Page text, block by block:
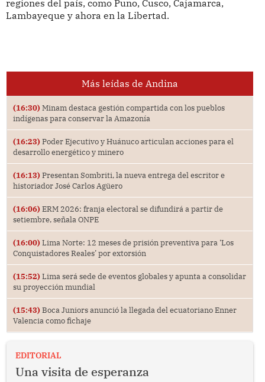
regiones del país, como Puno, Cusco, Cajamarca,
Lambayeque y ahora en la Libertad.
Más leídas de Andina
(16:30) Minam destaca gestión compartida con los pueblos
indígenas para conservar la Amazonía
(16:23) Poder Ejecutivo y Huánuco articulan acciones para el
desarrollo energético y minero
(16:13) Presentan Sombriti, la nueva entrega del escritor e
historiador José Carlos Agüero
(16:06) ERM 2026: franja electoral se difundirá a partir de
setiembre, señala ONPE
(16:00) Lima Norte: 12 meses de prisión preventiva para ‘Los
Conquistadores Reales’ por extorsión
(15:52) Lima será sede de eventos globales y apunta a consolidar
su proyección mundial
(15:43) Boca Juniors anunció la llegada del ecuatoriano Enner
Valencia como fichaje
EDITORIAL
Una visita de esperanza